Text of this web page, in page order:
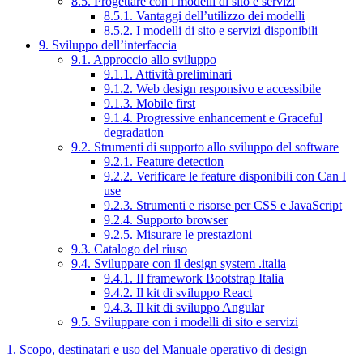
8.5.1. Vantaggi dell’utilizzo dei modelli
8.5.2. I modelli di sito e servizi disponibili
9. Sviluppo dell’interfaccia
9.1. Approccio allo sviluppo
9.1.1. Attività preliminari
9.1.2. Web design responsivo e accessibile
9.1.3. Mobile first
9.1.4. Progressive enhancement e Graceful
degradation
9.2. Strumenti di supporto allo sviluppo del software
9.2.1. Feature detection
9.2.2. Verificare le feature disponibili con Can I
use
9.2.3. Strumenti e risorse per CSS e JavaScript
9.2.4. Supporto browser
9.2.5. Misurare le prestazioni
9.3. Catalogo del riuso
9.4. Sviluppare con il design system .italia
9.4.1. Il framework Bootstrap Italia
9.4.2. Il kit di sviluppo React
9.4.3. Il kit di sviluppo Angular
9.5. Sviluppare con i modelli di sito e servizi
1. Scopo, destinatari e uso del Manuale operativo di design